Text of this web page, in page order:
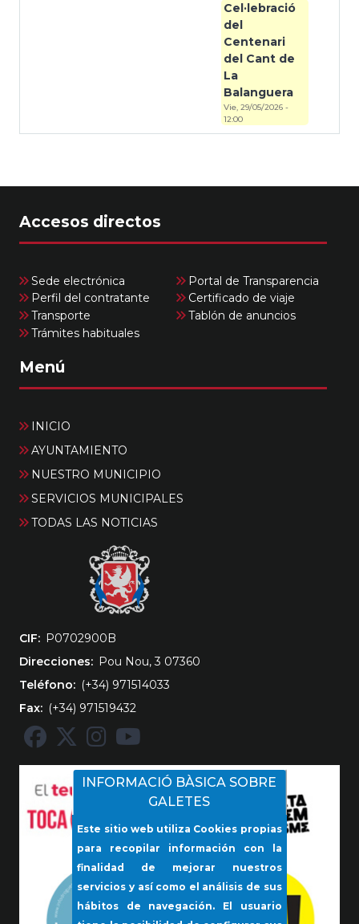
Cel·lebració
del
Centenari
del Cant de
La
Balanguera
Vie, 29/05/2026 -
12:00
Accesos directos
Sede electrónica
Portal de Transparencia
Perfil del contratante
Certificado de viaje
Transporte
Tablón de anuncios
Trámites habituales
Menú
INICIO
AYUNTAMIENTO
NUESTRO MUNICIPIO
SERVICIOS MUNICIPALES
TODAS LAS NOTICIAS
CIF
‎P0702900B
Direcciones
Pou Nou, 3 07360
Teléfono
(+34) 971514033
Fax
(+34) 971519432
INFORMACIÓ BÀSICA SOBRE
GALETES
Este sitio web utiliza Cookies propias
para recopilar información con la
finalidad de mejorar nuestros
servicios y así como el análisis de sus
hábitos de navegación. El usuario